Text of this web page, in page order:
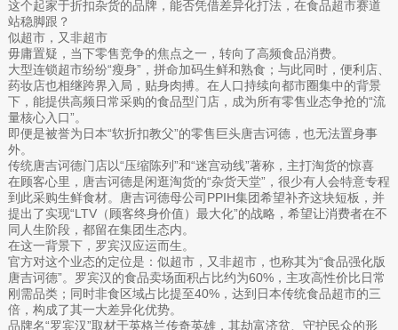
这个起家于折扣杂货的品牌，能否凭借差异化打法，在食品超市赛道
站稳脚跟？
似超市，又非超市
毋庸置疑，当下零售竞争的焦点之一，转向了高频食品消费。
大型连锁超市纷纷“瘦身”，拼命加码生鲜和熟食；与此同时，便利店、
药妆店也相继跨界入局，贴身肉搏。在人口持续向都市圈集中的背景
下，能提供高频日常采购的食品型门店，成为所有零售业态争抢的“流
量核心入口”。
即便是被誉为日本“软折扣教父”的零售巨头唐吉诃德，也无法置身事
外。
传统唐吉诃德门店以“压缩陈列”和“迷宫动线”著称，主打淘货的惊喜
在顾客心里，唐吉诃德是闲逛淘货的“杂货天堂”，很少有人会特意专程
到此采购生鲜食材。唐吉诃德母公司PPIH集团希望补齐这块短板，并
提出了实现“LTV（顾客终身价值）最大化”的战略，希望让消费者在不
同人生阶段，都留在集团生态内。
在这一背景下，罗宾汉应运而生。
官方对这个业态的定位是：似超市，又非超市，也称其为“食品强化版
唐吉诃德”。罗宾汉的食品卖场面积占比约为60%，主攻高性价比日常
刚需品类；同时非食区域占比提至40%，达到日本传统食品超市的三
倍，构成了其一大差异化优势。
品牌名“罗宾汉”取材于英格兰传奇英雄，其劫富济贫、守护民众的形